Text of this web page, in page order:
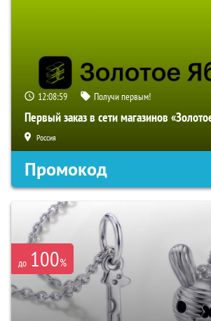
12:08:59 Получи первым!
Первый заказ в сети магазинов
Россия
Промокод
до 100%